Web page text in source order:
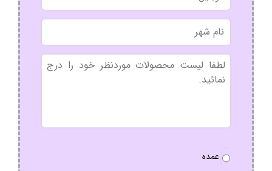
نام
شهر
بدون
عنوان
نوع
عمده